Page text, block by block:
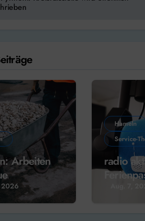
Arbeiten
Hameln
Service-
radio